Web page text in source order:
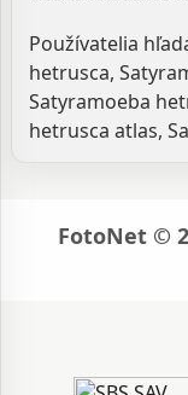
Používatelia
hetrusca,
Satyramoeba
hetrusca atlas,
FotoNet ©